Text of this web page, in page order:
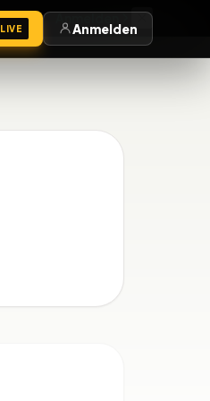
Anmelden
LIVE Anmelden